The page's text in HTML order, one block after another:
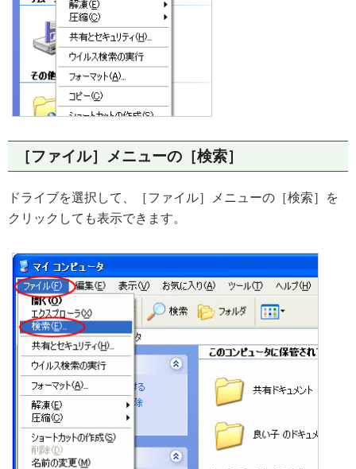
［ファイル］メニューの［検索］
ドライブを選択して、［ファイル］メニューの［検索］を
クリックしても表示できます。